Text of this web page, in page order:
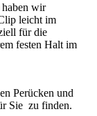
haben wir
leicht im
für die
festen Halt im
Perücken und
Sie zu finden.